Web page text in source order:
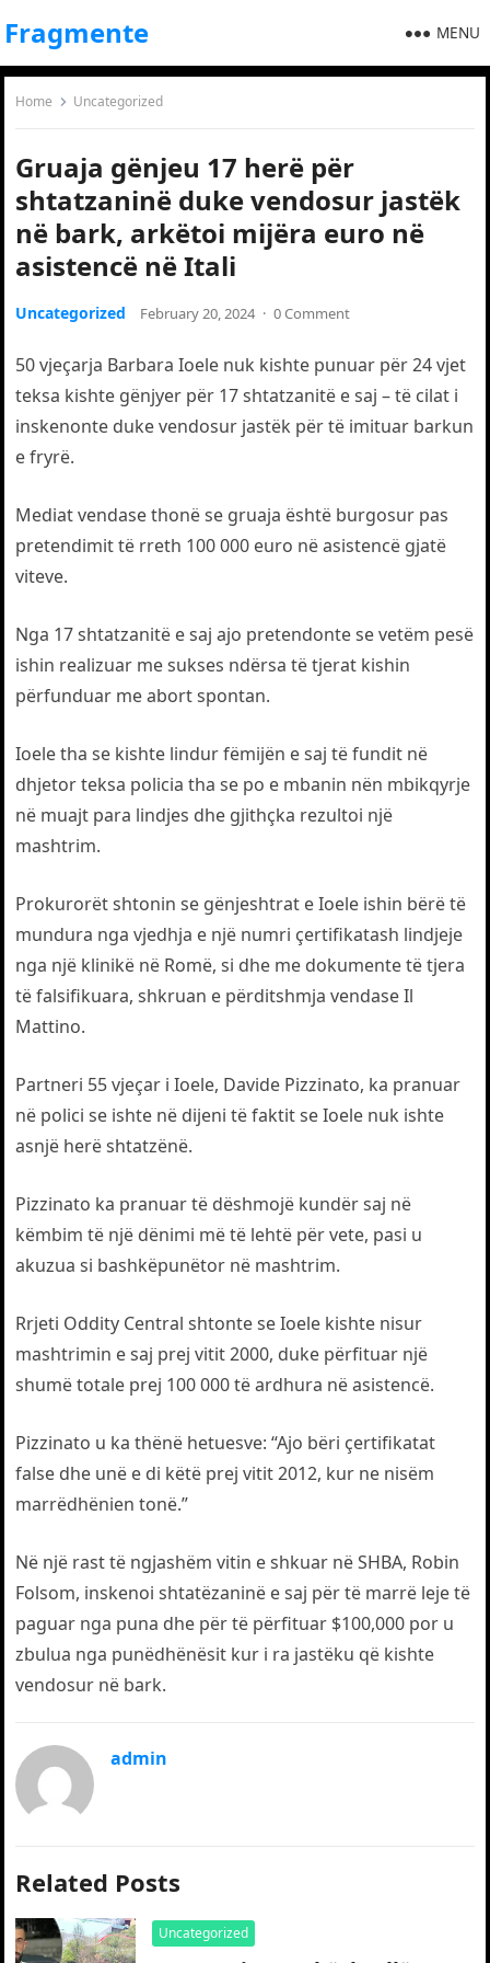
Fragmente MENU
Home Uncategorized
Gruaja gënjeu 17 herë për
shtatzaninë duke vendosur jastëk
në bark, arkëtoi mijëra euro në
asistencë në Itali
Uncategorized February 20, 2024 · 0 Comment
50 vjeçarja Barbara Ioele nuk kishte punuar për 24 vjet
teksa kishte gënjyer për 17 shtatzanitë e saj – të cilat i
inskenonte duke vendosur jastëk për të imituar barkun
e fryrë.
Mediat vendase thonë se gruaja është burgosur pas
pretendimit të rreth 100 000 euro në asistencë gjatë
viteve.
Nga 17 shtatzanitë e saj ajo pretendonte se vetëm pesë
ishin realizuar me sukses ndërsa të tjerat kishin
përfunduar me abort spontan.
Ioele tha se kishte lindur fëmijën e saj të fundit në
dhjetor teksa policia tha se po e mbanin nën mbikqyrje
në muajt para lindjes dhe gjithçka rezultoi një
mashtrim.
Prokurorët shtonin se gënjeshtrat e Ioele ishin bërë të
mundura nga vjedhja e një numri çertifikatash lindjeje
nga një klinikë në Romë, si dhe me dokumente të tjera
të falsifikuara, shkruan e përditshmja vendase Il
Mattino.
Partneri 55 vjeçar i Ioele, Davide Pizzinato, ka pranuar
në polici se ishte në dijeni të faktit se Ioele nuk ishte
asnjë herë shtatzënë.
Pizzinato ka pranuar të dëshmojë kundër saj në
këmbim të një dënimi më të lehtë për vete, pasi u
akuzua si bashkëpunëtor në mashtrim.
Rrjeti Oddity Central shtonte se Ioele kishte nisur
mashtrimin e saj prej vitit 2000, duke përfituar një
shumë totale prej 100 000 të ardhura në asistencë.
Pizzinato u ka thënë hetuesve: “Ajo bëri çertifikatat
false dhe unë e di këtë prej vitit 2012, kur ne nisëm
marrëdhënien tonë.”
Në një rast të ngjashëm vitin e shkuar në SHBA, Robin
Folsom, inskenoi shtatëzaninë e saj për të marrë leje të
paguar nga puna dhe për të përfituar $100,000 por u
zbulua nga punëdhënësit kur i ra jastëku që kishte
vendosur në bark.
admin
Related Posts
Uncategorized